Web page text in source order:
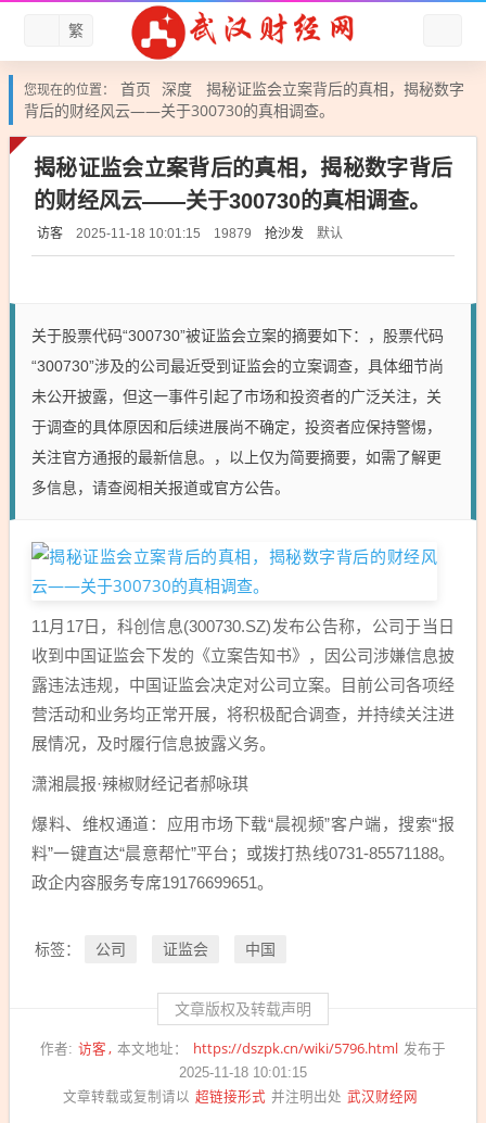
繁
您现在的位置： 首页 深度
揭秘证监会立案背后的真相，揭秘数字
背后的财经风云——关于300730的真相调查。
揭秘证监会立案背后的真相，揭秘数字背后
的财经风云——关于300730的真相调查。
访客 2025-11-18 10:01:15 19879 抢沙发 默认
关于股票代码“300730”被证监会立案的摘要如下：，股票代码
“300730”涉及的公司最近受到证监会的立案调查，具体细节尚
未公开披露，但这一事件引起了市场和投资者的广泛关注，关
于调查的具体原因和后续进展尚不确定，投资者应保持警惕，
关注官方通报的最新信息。，以上仅为简要摘要，如需了解更
多信息，请查阅相关报道或官方公告。
11月17日，科创信息(300730.SZ)发布公告称，公司于当日
收到中国证监会下发的《立案告知书》，因公司涉嫌信息披
露违法违规，中国证监会决定对公司立案。目前公司各项经
营活动和业务均正常开展，将积极配合调查，并持续关注进
展情况，及时履行信息披露义务。
潇湘晨报·辣椒财经记者郝咏琪
爆料、维权通道：应用市场下载“晨视频”客户端，搜索“报
料”一键直达“晨意帮忙”平台；或拨打热线0731-85571188。
政企内容服务专席19176699651。
标签： 公司 证监会 中国
文章版权及转载声明
作者: 访客 本文地址： https://dszpk.cn/wiki/5796.html 发布于
2025-11-18 10:01:15
文章转载或复制请以 超链接形式 并注明出处 武汉财经网